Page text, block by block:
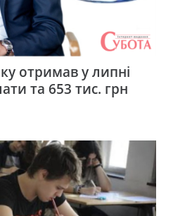
отримав у липні
та 653 тис. грн